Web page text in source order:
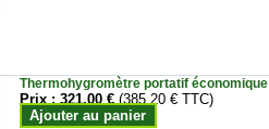
Thermohygromètre portatif économique
Prix :321.00 € (385.20 € TTC)
Ajouter au panier